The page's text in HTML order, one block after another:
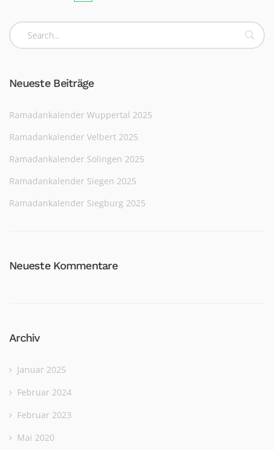
Neueste Beiträge
Ramadankalender Wuppertal 2025
Ramadankalender Velbert 2025
Ramadankalender Solingen 2025
Ramadankalender Siegen 2025
Ramadankalender Siegburg 2025
Neueste Kommentare
Archiv
Januar 2025
Februar 2024
Februar 2023
Mai 2020